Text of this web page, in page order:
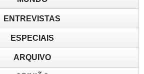
ENTREVISTAS
ESPECIAIS
ARQUIVO